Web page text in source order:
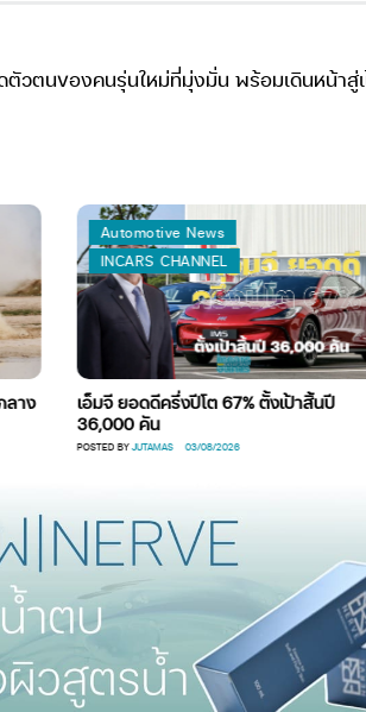
ตนของคนรุ่นใหม่ที่มุ่งมั่น พร้อมเดินหน้าสู่
Automotive News
INCARS CHANNEL
มจี ยอดดีครึ่งปีโต 67% ตั้งเป้าสิ้นปี
JUTAMAS 03/08/2026